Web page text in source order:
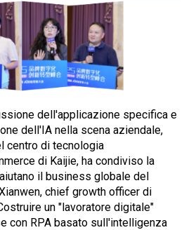
dell'applicazione specifica e
dell'IA nella scena aziendale,
centro di tecnologia
di Kaijie, ha condiviso la
il business globale del
chief growth officer di
un "lavoratore digitale"
con RPA basato sull'intelligenza